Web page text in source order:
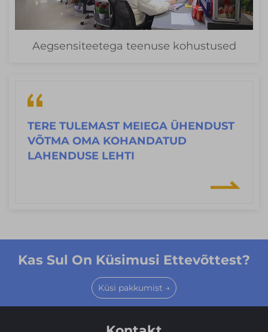
Aegsensiteetega teenuse kohustused
TERE TULEMAST MEIEGA ÜHENDUST
VÕTMA OMA KOHANDATUD
LAHENDUSE LEHTI
Kas Sul On Küsimusi Ettevõttest?
Küsi pakkumist →